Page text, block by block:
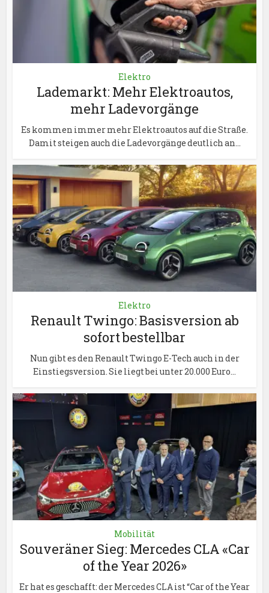
Elektro
Lademarkt: Mehr Elektroautos,
mehr Ladevorgänge
Es kommen immer mehr Elektroautos auf die Straße.
Damit steigen auch die Ladevorgänge deutlich an...
Elektro
Renault Twingo: Basisversion ab
sofort bestellbar
Nun gibt es den Renault Twingo E-Tech auch in der
Einstiegsversion. Sie liegt bei unter 20.000 Euro...
Mobilität
Souveräner Sieg: Mercedes CLA «Car
of the Year 2026»
Er hat es geschafft: der Mercedes CLA ist “Car of the Year